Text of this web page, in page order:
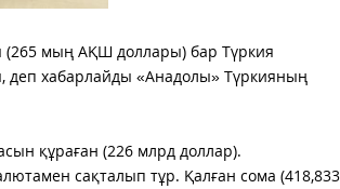
(265 мың АҚШ доллары) бар Түркия
деп хабарлайды «Анадолы» Түркияның
құраған (226 млрд доллар).
сақталып тұр. Қалған сома (418,833